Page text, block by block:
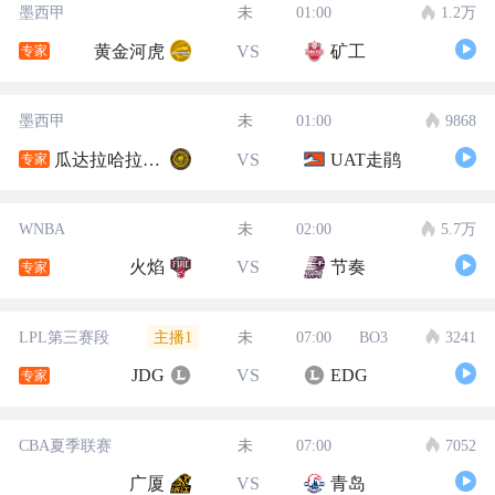
墨西甲 未 01:00 1.2万
专家 黄金河虎 VS 矿工
墨西甲 未 01:00 9868
专家 瓜达拉哈拉大学 VS UAT走鹃
WNBA 未 02:00 5.7万
专家 火焰 VS 节奏
LPL第三赛段 主播1 未 07:00 BO3 3241
专家 JDG VS EDG
CBA夏季联赛 未 07:00 7052
广厦 VS 青岛